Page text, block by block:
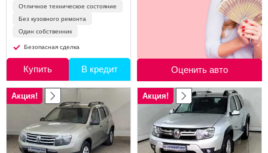
Отличное техническое состояние
Без кузовного ремонта
Один собственник
Безопасная сделка
Купить В кредит Оценить авто
Акция! Акция!